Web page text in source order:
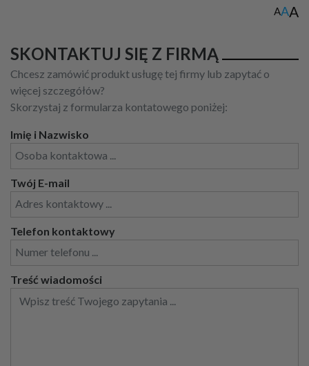
AAA
SKONTAKTUJ SIĘ Z FIRMĄ
Chcesz zamówić produkt usługę tej firmy lub zapytać o
więcej szczegółów?
Skorzystaj z formularza kontatowego poniżej:
Imię i Nazwisko
Twój E-mail
Telefon kontaktowy
Treść wiadomości